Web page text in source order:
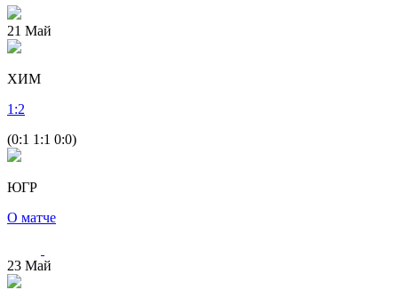
21 Май
ХИМ
1 :2
(0:1 1:1 0:0)
ЮГР
О матче
23 Май